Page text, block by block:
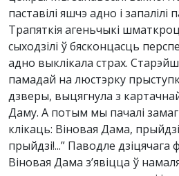
паставілі яшчэ адно і запалілі
Трапяткія агеньчыкі
сыходзілі ў бясконцасць
адно выклікала страх.
памадай на люстэрку
дзверы, выцягнула з
Даму. А потым мы пачалі
клікаць: Віновая Дама,
прыйдзі!...” Паводле дзіцячага
Віновая Дама з’явіцца ў